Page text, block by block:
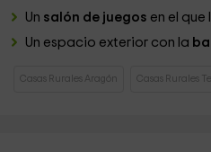
Un salón de juegos en el que
Un espacio exterior con la
Casas Rurales Aragón Casas Rurales